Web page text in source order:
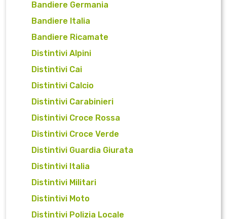
Bandiere Germania
Bandiere Italia
Bandiere Ricamate
Distintivi Alpini
Distintivi Cai
Distintivi Calcio
Distintivi Carabinieri
Distintivi Croce Rossa
Distintivi Croce Verde
Distintivi Guardia Giurata
Distintivi Italia
Distintivi Militari
Distintivi Moto
Distintivi Polizia Locale